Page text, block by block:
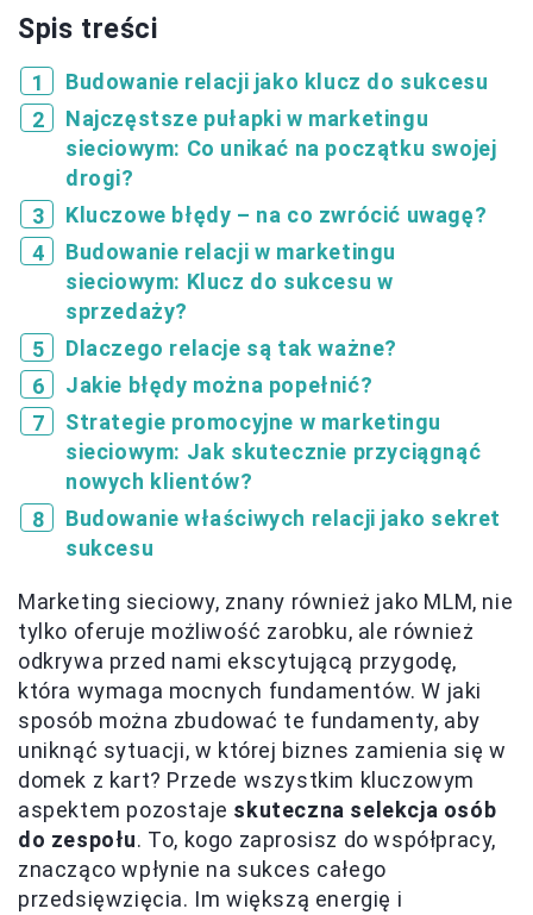
Spis treści
Budowanie relacji jako klucz do sukcesu
Najczęstsze pułapki w marketingu
sieciowym: Co unikać na początku swojej
drogi?
Kluczowe błędy – na co zwrócić uwagę?
Budowanie relacji w marketingu
sieciowym: Klucz do sukcesu w
sprzedaży?
Dlaczego relacje są tak ważne?
Jakie błędy można popełnić?
Strategie promocyjne w marketingu
sieciowym: Jak skutecznie przyciągnąć
nowych klientów?
Budowanie właściwych relacji jako sekret
sukcesu
Marketing sieciowy, znany również jako MLM, nie
tylko oferuje możliwość zarobku, ale również
odkrywa przed nami ekscytującą przygodę,
która wymaga mocnych fundamentów. W jaki
sposób można zbudować te fundamenty, aby
uniknąć sytuacji, w której biznes zamienia się w
domek z kart? Przede wszystkim kluczowym
aspektem pozostaje skuteczna selekcja osób
do zespołu. To, kogo zaprosisz do współpracy,
znacząco wpłynie na sukces całego
przedsięwzięcia. Im większą energię i